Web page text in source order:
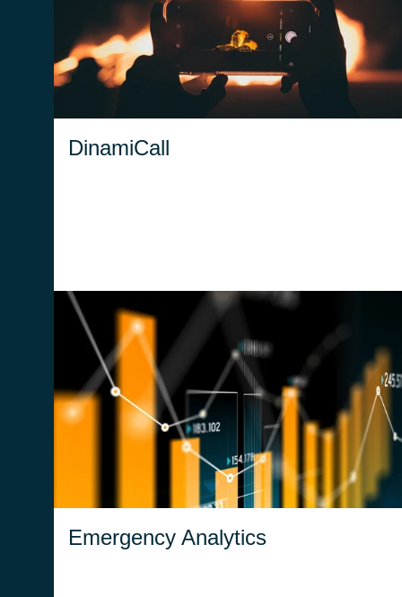
DinamiCall
DinamiCall è la soluzione progettata per
rispondere alle esigenze della Total
Conversation grazie a funzionalità di
Emergency Analytics
Sviluppato con la tecnologia avanzata di
Microsoft Power BI, trasforma i dati raccolti
dalla Centrale Operativa in insight pratici, che
migliorano la gestione delle emergenze.